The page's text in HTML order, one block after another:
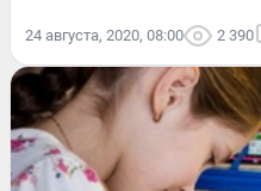
24 августа, 2020, 08:00 2 390